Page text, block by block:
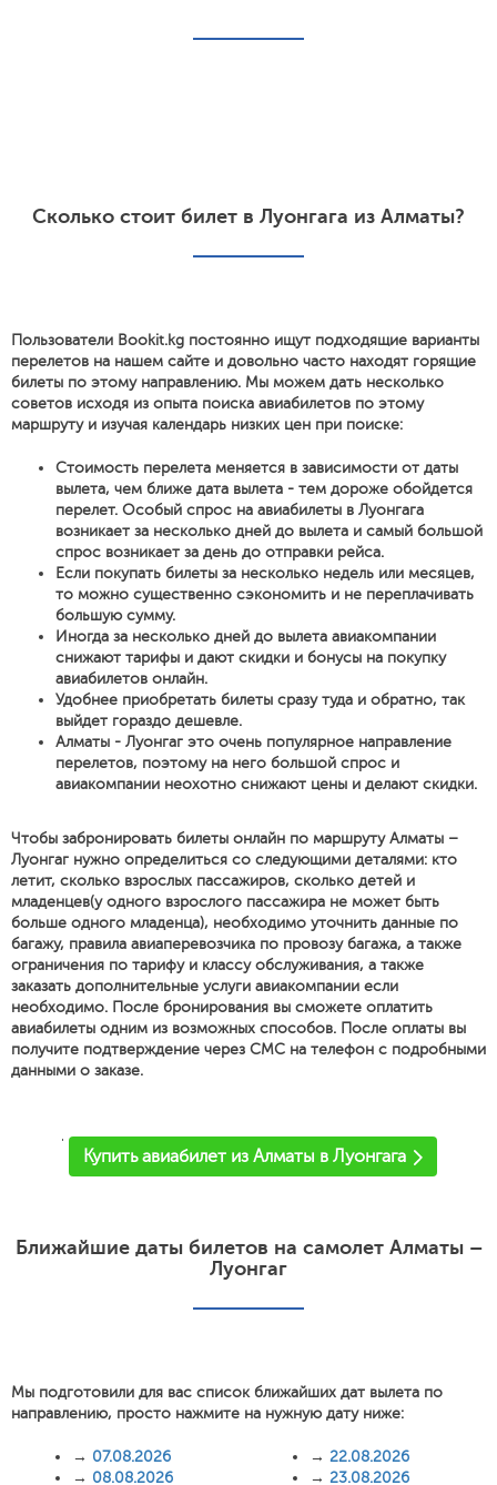
Сколько стоит билет в Луонгага из Алматы?
Пользователи Bookit.kg постоянно ищут подходящие варианты
перелетов на нашем сайте и довольно часто находят горящие
билеты по этому направлению. Мы можем дать несколько
советов исходя из опыта поиска авиабилетов по этому
маршруту и изучая календарь низких цен при поиске:
Стоимость перелета меняется в зависимости от даты
вылета, чем ближе дата вылета - тем дороже обойдется
перелет. Особый спрос на авиабилеты в Луонгага
возникает за несколько дней до вылета и самый большой
спрос возникает за день до отправки рейса.
Если покупать билеты за несколько недель или месяцев,
то можно существенно сэкономить и не переплачивать
большую сумму.
Иногда за несколько дней до вылета авиакомпании
снижают тарифы и дают скидки и бонусы на покупку
авиабилетов онлайн.
Удобнее приобретать билеты сразу туда и обратно, так
выйдет гораздо дешевле.
Алматы - Луонгаг это очень популярное направление
перелетов, поэтому на него большой спрос и
авиакомпании неохотно снижают цены и делают скидки.
Чтобы забронировать билеты онлайн по маршруту Алматы –
Луонгаг нужно определиться со следующими деталями: кто
летит, сколько взрослых пассажиров, сколько детей и
младенцев(у одного взрослого пассажира не может быть
больше одного младенца), необходимо уточнить данные по
багажу, правила авиаперевозчика по провозу багажа, а также
ограничения по тарифу и классу обслуживания, а также
заказать дополнительные услуги авиакомпании если
необходимо. После бронирования вы сможете оплатить
авиабилеты одним из возможных способов. После оплаты вы
получите подтверждение через СМС на телефон с подробными
данными о заказе.
'
Купить авиабилет из Алматы в Луонгага
Ближайшие даты билетов на самолет Алматы –
Луонгаг
Мы подготовили для вас список ближайших дат вылета по
направлению, просто нажмите на нужную дату ниже:
→ 07.08.2026
→ 08.08.2026
→ 22.08.2026
→ 23.08.2026